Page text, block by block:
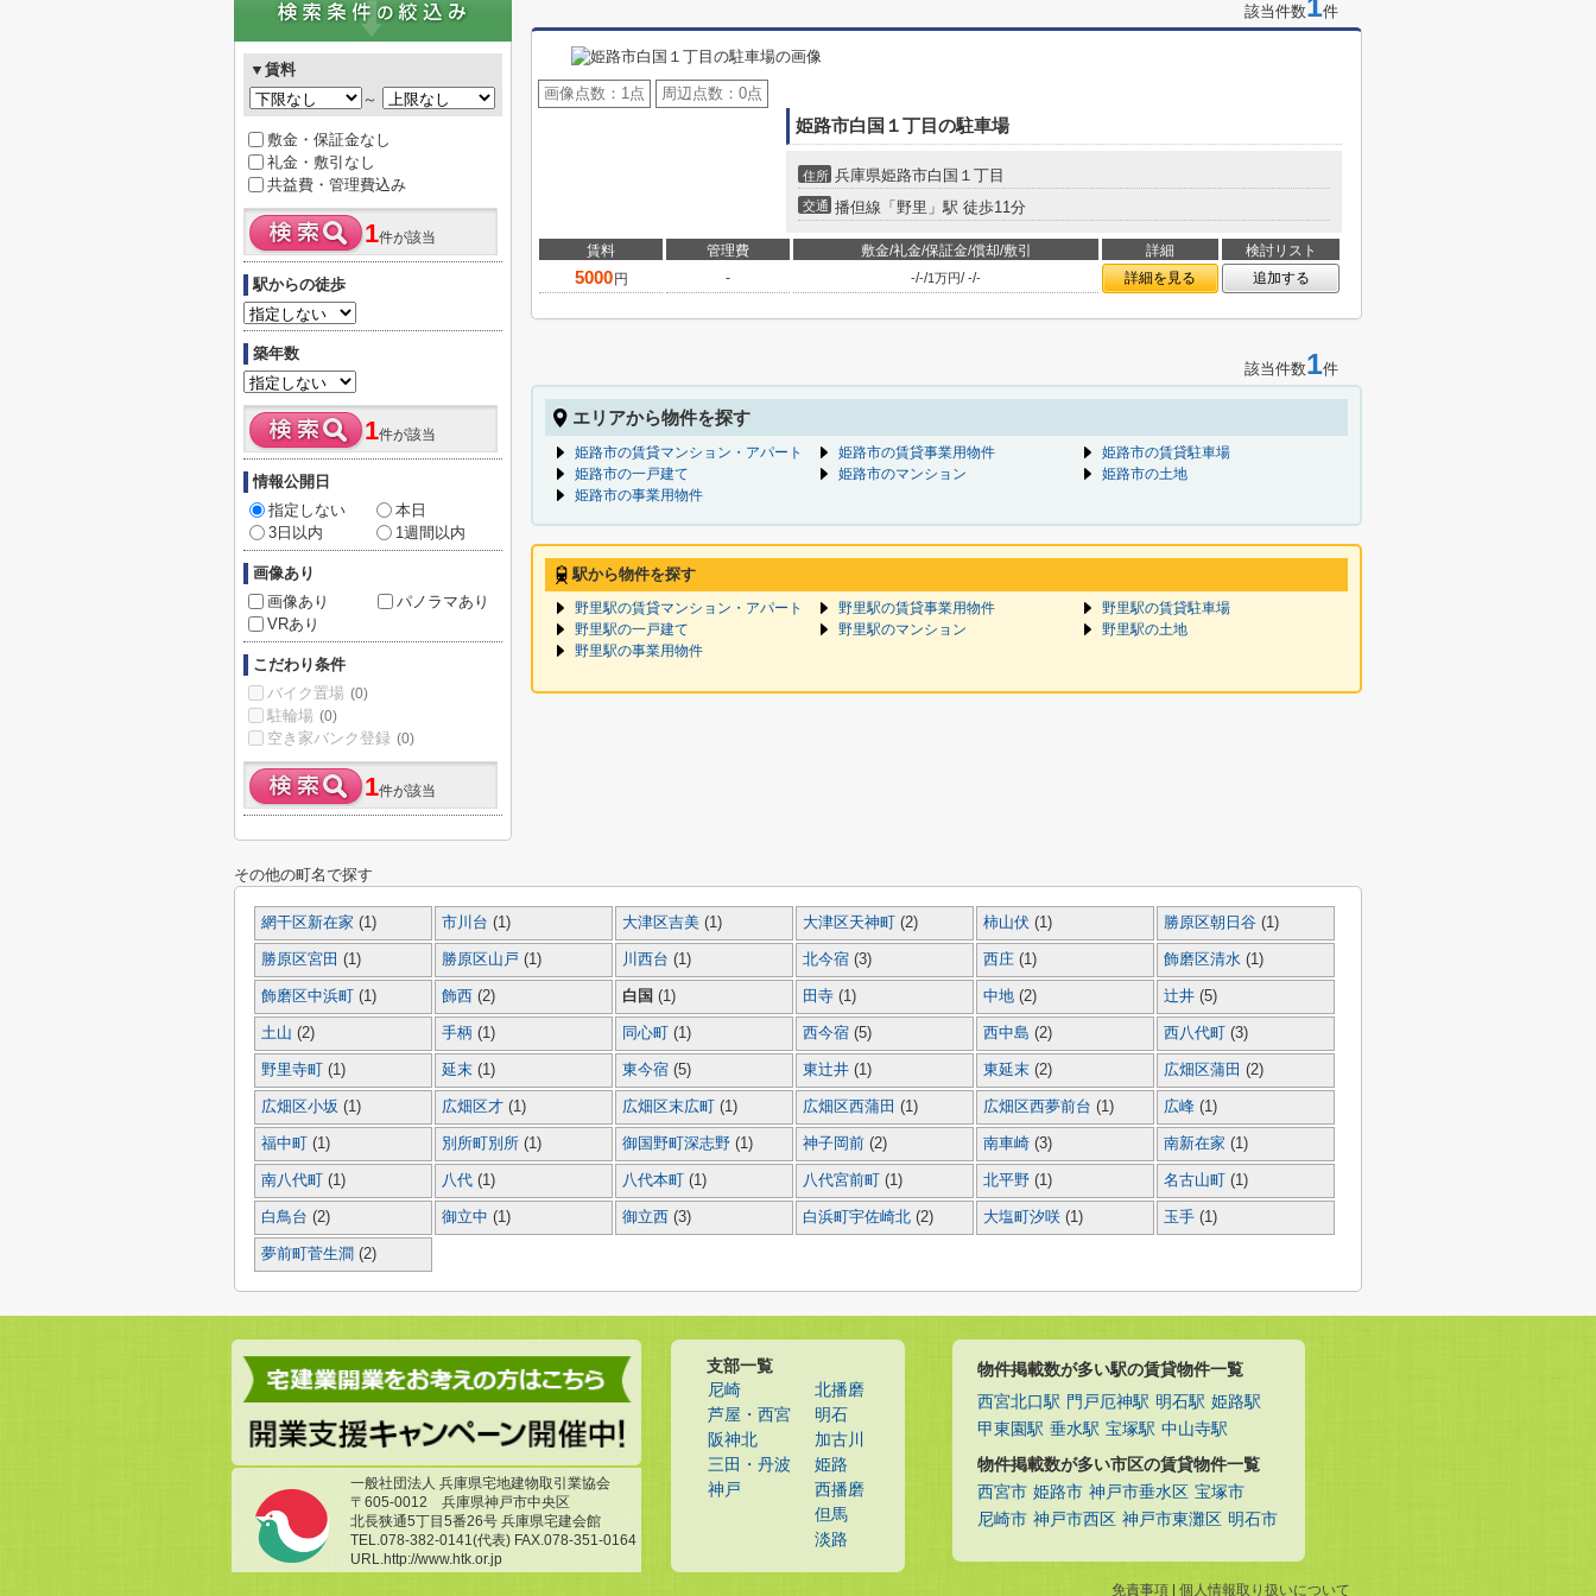
該当件数 件
画像点数： 1点 周辺点数： 0点
姫路市白国１丁目の駐車場
住所 兵庫県姫路市白国１丁目
交通 播但線「野里」駅 徒歩11分
賃料 管理費 敷金/礼金/保証金/償却/敷引 詳細 検討リスト
5000 円 - -/-/1万円/-/- 詳細を見る 追加する
該当件数1件
エリアから物件を探す
姫路市の賃貸マンション・アパート 姫路市の賃貸事業用物件
姫路市の賃貸駐車場
姫路市の一戸建て
姫路市のマンション
姫路市の土地
姫路市の事業用物件
駅から物件を探す
野里駅の賃貸マンション・アパート 野里駅の賃貸事業用物件
野里駅の賃貸駐車場
野里駅の一戸建て
野里駅のマンション
野里駅の土地
野里駅の事業用物件
▼賃料
～
敷金・保証金なし
礼金・敷引なし
共益費・管理費込み
1件が該当
駅からの徒歩
築年数
1件が該当
情報公開日
指定しない
本日
3日以内
1週間以内
画像あり
画像あり
パノラマあり
VRあり
こだわり条件
バイク置場 (0)
駐輪場 (0)
空き家バンク登録 (0)
1件が該当
その他の町名で探す
網干区新在家 (1) 市川台 (1) 大津区吉美 (1) 大津区天神町 (2) 柿山伏 (1) 勝原区朝日谷 (1)
勝原区宮田 (1) 勝原区山戸 (1) 川西台 (1) 北今宿 (3) 西庄 (1) 飾磨区清水 (1)
飾磨区中浜町 (1) 飾西 (2) 白国 (1) 田寺 (1) 中地 (2) 辻井 (5)
土山 (2) 手柄 (1) 同心町 (1) 西今宿 (5) 西中島 (2) 西八代町 (3)
野里寺町 (1) 延末 (1) 東今宿 (5) 東辻井 (1) 東延末 (2) 広畑区蒲田 (2)
広畑区小坂 (1) 広畑区才 (1) 広畑区末広町 (1) 広畑区西蒲田 (1) 広畑区西夢前台 (1) 広峰 (1)
福中町 (1) 別所町別所 (1) 御国野町深志野 (1) 神子岡前 (2) 南車崎 (3) 南新在家 (1)
南八代町 (1) 八代 (1) 八代本町 (1) 八代宮前町 (1) 北平野 (1) 名古山町 (1)
白鳥台 (2) 御立中 (1) 御立西 (3) 白浜町宇佐崎北 (2) 大塩町汐咲 (1) 玉手 (1)
夢前町菅生澗 (2)
一般社団法人 兵庫県宅地建物取引業協会
〒605-0012 兵庫県神戸市中央区
北長狭通5丁目5番26号 兵庫県宅建会館
TEL.078-382-0141(代表) FAX.078-351-0164
URL.http://www.htk.or.jp
支部一覧
尼崎
芦屋・西宮
阪神北
三田・丹波
神戸
北播磨
明石
加古川
姫路
西播磨
但馬
淡路
物件掲載数が多い駅の賃貸物件一覧
西宮北口駅 門戸厄神駅 明石駅 姫路駅
甲東園駅 垂水駅 宝塚駅 中山寺駅
物件掲載数が多い市区の賃貸物件一覧
西宮市 姫路市 神戸市垂水区 宝塚市
尼崎市 神戸市西区 神戸市東灘区 明石市
免責事項 個人情報取り扱いについて